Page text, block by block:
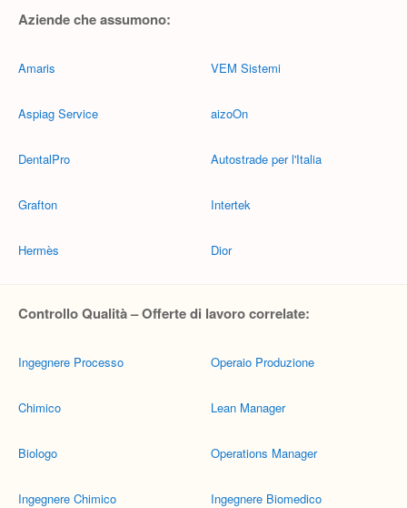
Aziende che assumono:
Amaris
Aspiag Service
DentalPro
Grafton
Hermès
VEM Sistemi
aizoOn
Autostrade per l'Italia
Intertek
Dior
Controllo Qualità – Offerte di lavoro correlate:
Ingegnere Processo
Chimico
Biologo
Ingegnere Chimico
Operaio Produzione
Lean Manager
Operations Manager
Ingegnere Biomedico